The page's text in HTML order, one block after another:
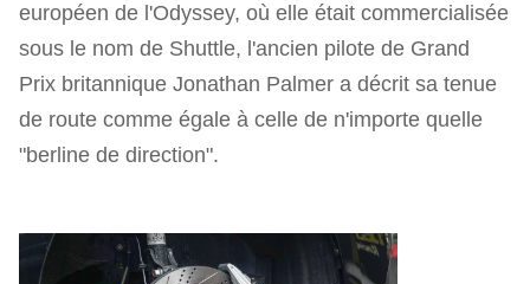
européen de l'Odyssey, où elle était commercialisée
sous le nom de Shuttle, l'ancien pilote de Grand
Prix britannique Jonathan Palmer a décrit sa tenue
de route comme égale à celle de n'importe quelle
"berline de direction".